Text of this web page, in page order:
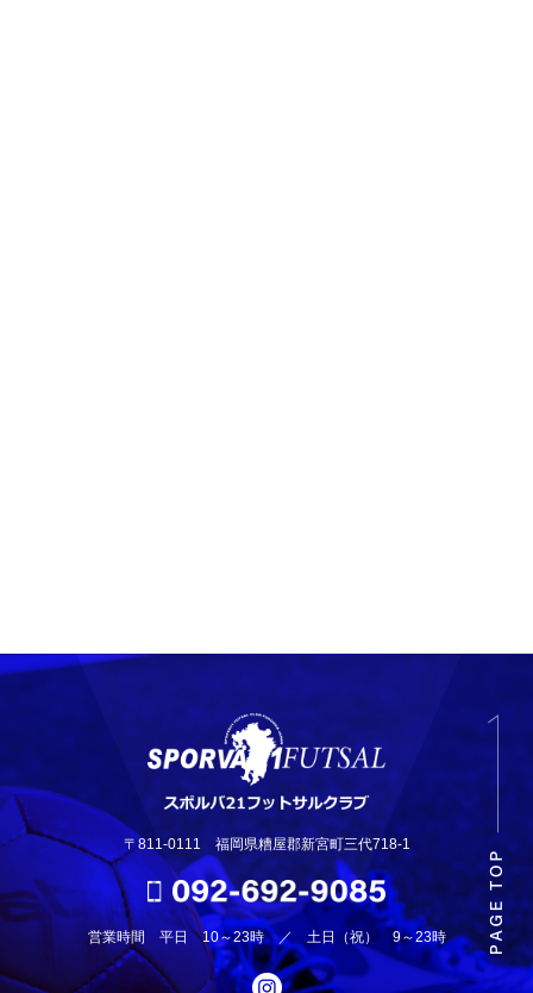
〒811-0111 福岡県糟屋郡新宮町三代718-1
営業時間 平日 10～23時 ／ 土日（祝） 9～23時